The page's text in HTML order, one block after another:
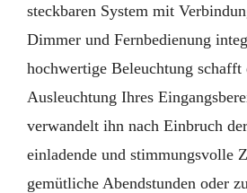
steckbaren System mit
Dimmer und Fernbedienung
hochwertige Beleuchtung schafft
Ausleuchtung Ihres
verwandelt ihn nach Einbruch
einladende und stimmungsvolle
gemütliche Abendstunden oder